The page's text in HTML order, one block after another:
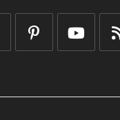
uma
uma
uma